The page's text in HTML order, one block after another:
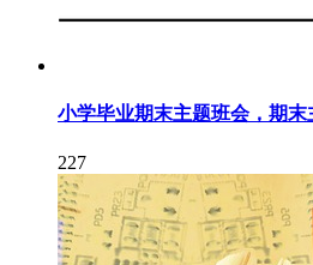
小学毕业期末主题班会，期末
227